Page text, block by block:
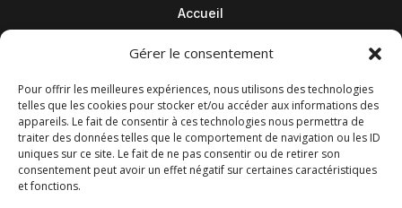
Gérer le consentement
Pour offrir les meilleures expériences, nous utilisons des technologies
telles que les cookies pour stocker et/ou accéder aux informations des
appareils. Le fait de consentir à ces technologies nous permettra de
traiter des données telles que le comportement de navigation ou les ID
uniques sur ce site. Le fait de ne pas consentir ou de retirer son
consentement peut avoir un effet négatif sur certaines caractéristiques
et fonctions.
Accueil